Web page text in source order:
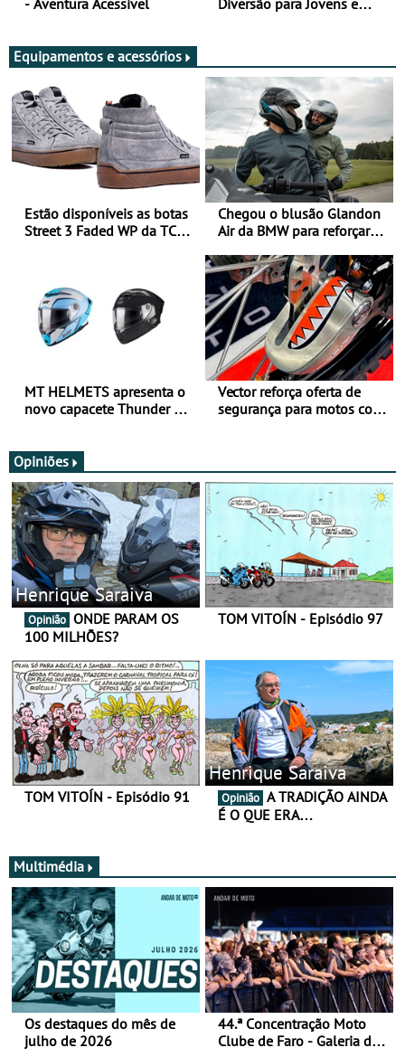
Equipamentos e acessórios
Estão disponíveis as botas
Street 3 Faded WP da TCX
Chegou o blusão Glandon
Air da BMW para reforçar
verão
MT HELMETS apresenta o
novo capacete Thunder 4 R
Vector reforça oferta de
segurança para motos com
Opiniões
Henrique Saraiva
Opinião
100 MILHÕES?
TOM VITOÍN - Episódio 97
TOM VITOÍN - Episódio 91
Henrique Saraiva
Opinião
É O QUE ERA…
Multimédia
Os destaques do mês de
julho de 2026
44.ª Concentração Moto
Clube de Faro - Galeria de